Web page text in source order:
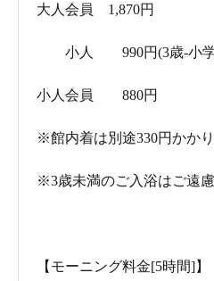
大人会員 1,870円
小人 990円(3歳-小学
小人会員 880円
※館内着は別途330円かかり
※3歳未満のご入浴はご遠慮
【モーニング料金[5時間]】